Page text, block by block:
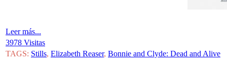
Leer más...
3978 Visitas
TAGS: Stills, Elizabeth Reaser, Bonnie and Clyde: Dead and Alive